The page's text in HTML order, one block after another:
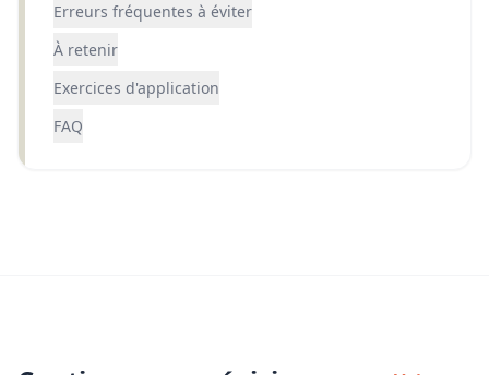
Erreurs fréquentes à éviter
À retenir
Exercices d'application
FAQ